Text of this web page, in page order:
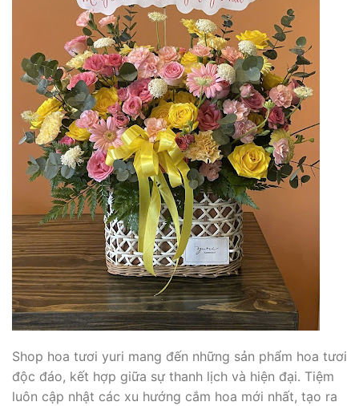
Shop hoa tươi yuri mang đến những sản phẩm hoa tươi
độc đáo, kết hợp giữa sự thanh lịch và hiện đại. Tiệm
luôn cập nhật các xu hướng cắm hoa mới nhất, tạo ra